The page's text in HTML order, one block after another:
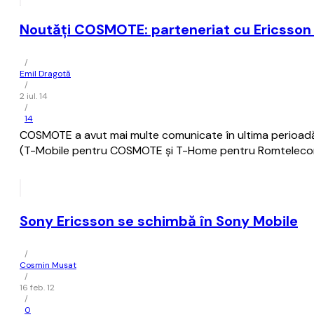
Noutăți COSMOTE: parteneriat cu
/
Emil Dragotă
/
2 iul. 14
/
14
COSMOTE a avut mai multe comunicate în ultima
(T-Mobile pentru COSMOTE și T-Home pentru
Sony Ericsson se schimbă în Sony Mobile
/
Cosmin Mușat
/
16 feb. 12
/
0